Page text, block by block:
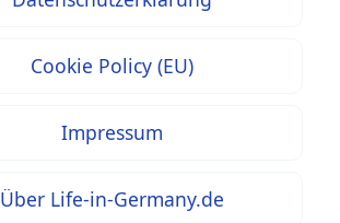
Cookie Policy (EU)
Impressum
Über Life-in-Germany.de